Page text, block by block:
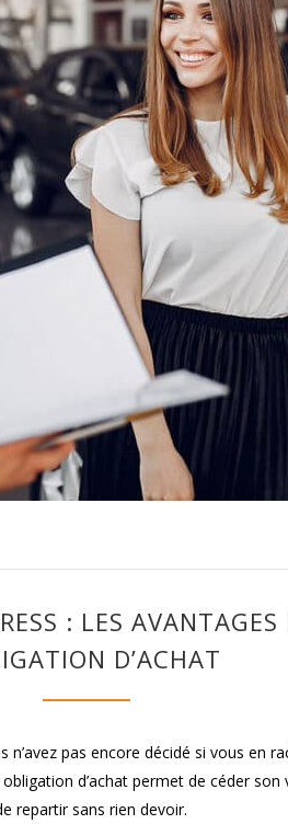
: LES AVANTAGES
D’ACHAT
pas encore décidé si vous en
d’achat permet de céder
repartir sans rien devoir.